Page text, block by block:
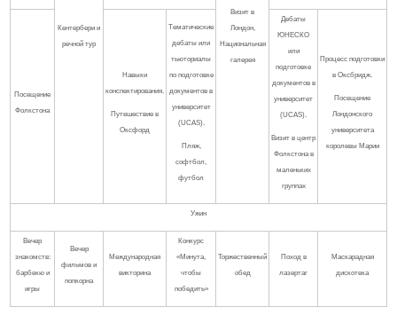
Кентербери и
речной тур
Визит в
Лондон,
Национальная
галерея
Посещение
Фолкстона
Навыки
конспектирования.
Путешествие в
Оксфорд
Тематические
дебаты или
тьюториалы
по подготовке
документов в
университет
(UCAS).
Пляж,
софтбол,
футбол
Дебаты
ЮНЕСКО
или
подготовке
документов в
университет
(UCAS).
Визит в центр
Фолкстона в
маленьких
группах
Процесс подготовки
в Оксбридж.
Посещение
Лондонского
университета
королевы Марии
Ужин
Вечер
знакомств:
барбекю и
игры
Вечер
фильмов и
попкорна
Международная
викторина
Конкурс
«Минута,
чтобы
победить»
Торжественный
обед
Поход в
лазертаг
Маскарадная
дискотека